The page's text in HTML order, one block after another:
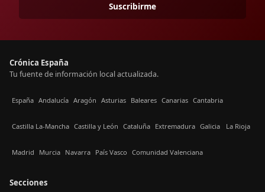
Suscribirme
Crónica España
Tu fuente de información local actualizada.
España Andalucía Aragón Asturias Baleares Canarias Cantabria
Castilla La-Mancha Castilla y León Cataluña Extremadura Galicia La Rioja
Madrid Murcia Navarra País Vasco Comunidad Valenciana
Secciones